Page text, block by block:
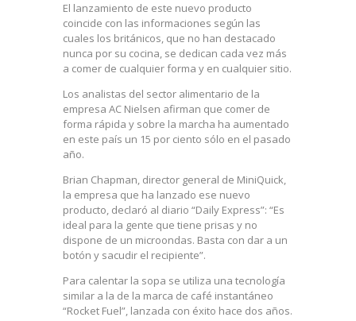
El lanzamiento de este nuevo producto
coincide con las informaciones según las
cuales los británicos, que no han destacado
nunca por su cocina, se dedican cada vez más
a comer de cualquier forma y en cualquier sitio.
Los analistas del sector alimentario de la
empresa AC Nielsen afirman que comer de
forma rápida y sobre la marcha ha aumentado
en este país un 15 por ciento sólo en el pasado
año.
Brian Chapman, director general de MiniQuick,
la empresa que ha lanzado ese nuevo
producto, declaró al diario “Daily Express”: “Es
ideal para la gente que tiene prisas y no
dispone de un microondas. Basta con dar a un
botón y sacudir el recipiente”.
Para calentar la sopa se utiliza una tecnología
similar a la de la marca de café instantáneo
“Rocket Fuel”, lanzada con éxito hace dos años.